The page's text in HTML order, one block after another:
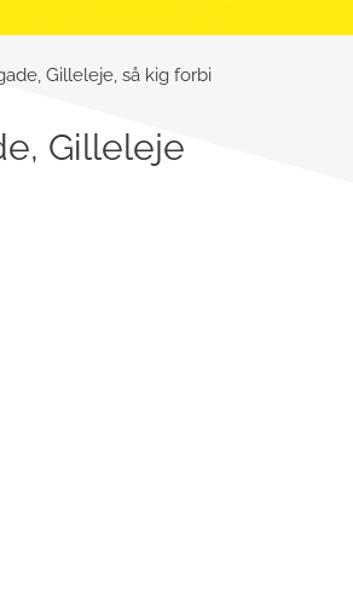
Gilleleje, så kig forbi
Gilleleje